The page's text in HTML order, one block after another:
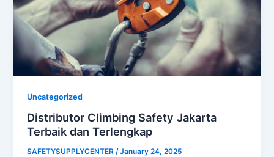
Uncategorized
Distributor Climbing Safety Jakarta
Terbaik dan Terlengkap
SAFETYSUPPLYCENTER/January 24, 2025